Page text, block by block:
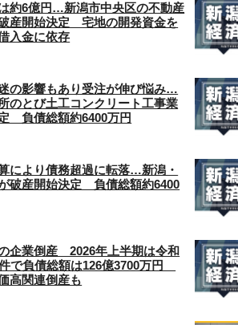
約6億円…新潟市中央区の不動産
産開始決定 宅地の開発資金を
入金に依存
の影響もあり受注が伸び悩み…
のとび土工コンクリート工事業
負債総額約6400万円
により債務超過に転落…新潟・
破産開始決定 負債総額約6400
の企業倒産 2026年上半期は令和
で負債総額は126億3700万円
高関連倒産も